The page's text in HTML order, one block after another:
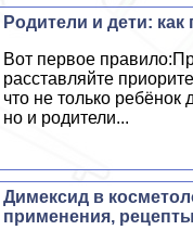
Родители и дети:
Вот первое
расставляйте
что не только ребёнок
но и родители...
Димексид в
применения, рецепты